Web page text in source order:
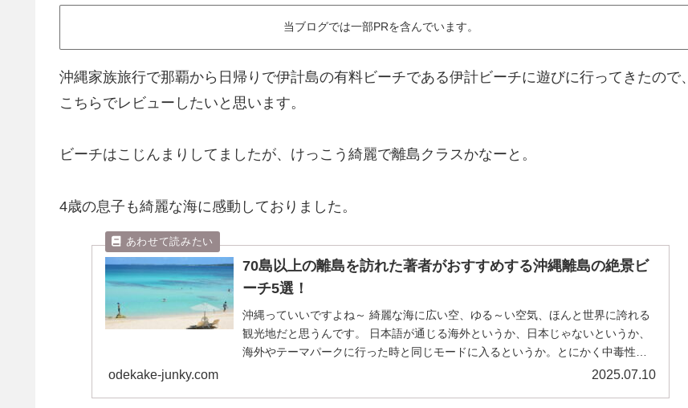
当ブログでは一部PRを含んでいます。
沖縄家族旅行で那覇から日帰りで伊計島の有料ビーチである伊計ビーチに遊びに行ってきたので、
こちらでレビューしたいと思います。
ビーチはこじんまりしてましたが、けっこう綺麗で離島クラスかなーと。
4歳の息子も綺麗な海に感動しておりました。
70島以上の離島を訪れた著者がおすすめする沖縄離島の絶景ビ
ーチ5選！
沖縄っていいですよね～ 綺麗な海に広い空、ゆる～い空気、ほんと世界に誇れる
観光地だと思うんです。 日本語が通じる海外というか、日本じゃないというか、
海外やテーマパークに行った時と同じモードに入るというか。とにかく中毒性が
odekake-junky.com 2025.07.10